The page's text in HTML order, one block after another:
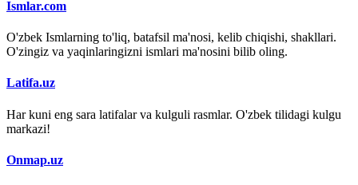
Ismlar.com
O'zbek Ismlarning to'liq, batafsil ma'nosi, kelib chiqishi, shakllari.
O'zingiz va yaqinlaringizni ismlari ma'nosini bilib oling.
Latifa.uz
Har kuni eng sara latifalar va kulguli rasmlar. O'zbek tilidagi kulgu
markazi!
Onmap.uz